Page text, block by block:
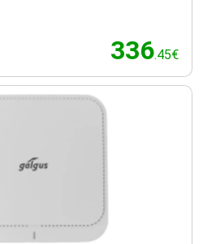
336.45€